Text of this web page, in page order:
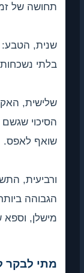
תחושה של
שנית, הטבע:
בלתי
הסיכוי
שואף לאפס.
ורביעית,
הגבוהה
מישלן,
מתי לבקר